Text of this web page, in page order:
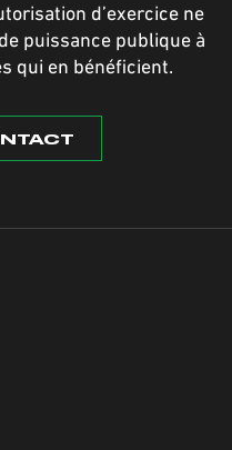
d’exercice ne
puissance publique à
qui en bénéficient.